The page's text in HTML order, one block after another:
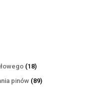
1818
produktów
pinów 8989